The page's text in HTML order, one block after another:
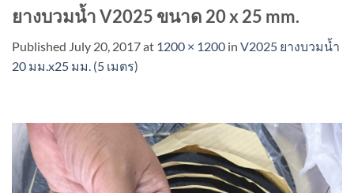
ยางบวมน้ำ V2025 ขนาด 20 x 25 mm.
Published July 20, 2017at 1200 × 1200 in V2025 ยางบวมน้ำ
20 มม.x25 มม. (5 เมตร)